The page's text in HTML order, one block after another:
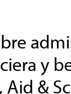
y
Aid &